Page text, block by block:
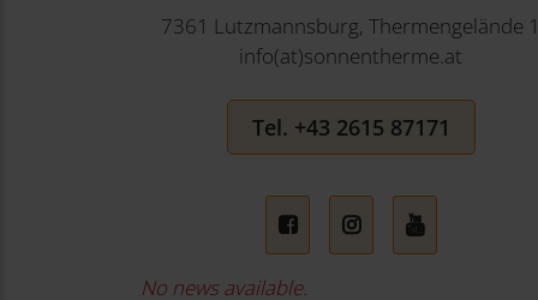
7361 Lutzmannsburg, Thermengelände
info(at)sonnentherme.at
Tel. +43 2615 87171
No news available.